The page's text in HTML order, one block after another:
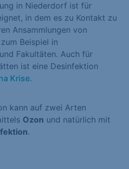
in Niederdorf ist für
in dem es zu Kontakt zu
Ansammlungen von
Beispiel in
Fakultäten. Auch für
ist eine Desinfektion
Krise.
kann auf zwei Arten
Ozon und natürlich mit
.